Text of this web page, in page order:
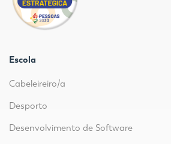
Escola
Cabeleireiro/a
Desporto
Desenvolvimento de Software